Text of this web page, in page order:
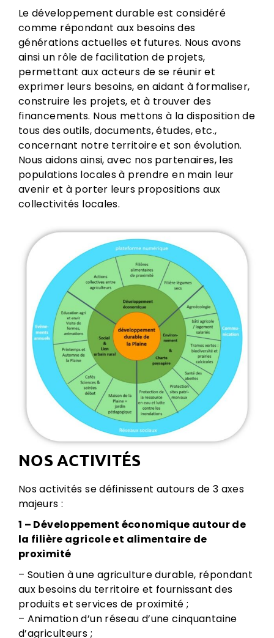
Le développement durable est considéré
comme répondant aux besoins des
générations actuelles et futures. Nous avons
ainsi un rôle de facilitation de projets,
permettant aux acteurs de se réunir et
exprimer leurs besoins, en aidant à formaliser,
construire les projets, et à trouver des
financements. Nous mettons à la disposition de
tous des outils, documents, études, etc.,
concernant notre territoire et son évolution.
Nous aidons ainsi, avec nos partenaires, les
populations locales à prendre en main leur
avenir et à porter leurs propositions aux
collectivités locales.
NOS ACTIVITÉS
Nos activités se définissent autours de 3 axes
majeurs :
1 – Développement économique autour de
la filière agricole et alimentaire de
proximité
– Soutien à une agriculture durable, répondant
aux besoins du territoire et fournissant des
produits et services de proximité ;
– Animation d’un réseau d’une cinquantaine
d’agriculteurs ;